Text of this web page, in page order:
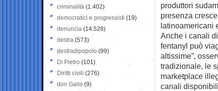
produttori
presenza
latinoamericani
Anche i canali
fentanyl può
altissime”,
tradizionale, le
marketplace
canali
criminalità (1.402)
democratici e progressisti (19)
denuncia (14.528)
destra (573)
destradipopolo (99)
Di Pietro (101)
Diritti civili (276)
don Gallo (9)